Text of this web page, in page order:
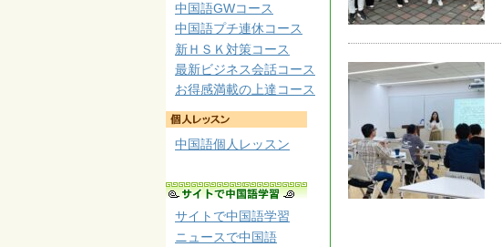
中国語GWコース
中国語プチ連休コース
新ＨＳＫ対策コース
最新ビジネス会話コース
お得感満載の上達コース
中国語個人レッスン
サイトで中国語学習
ニュースで中国語